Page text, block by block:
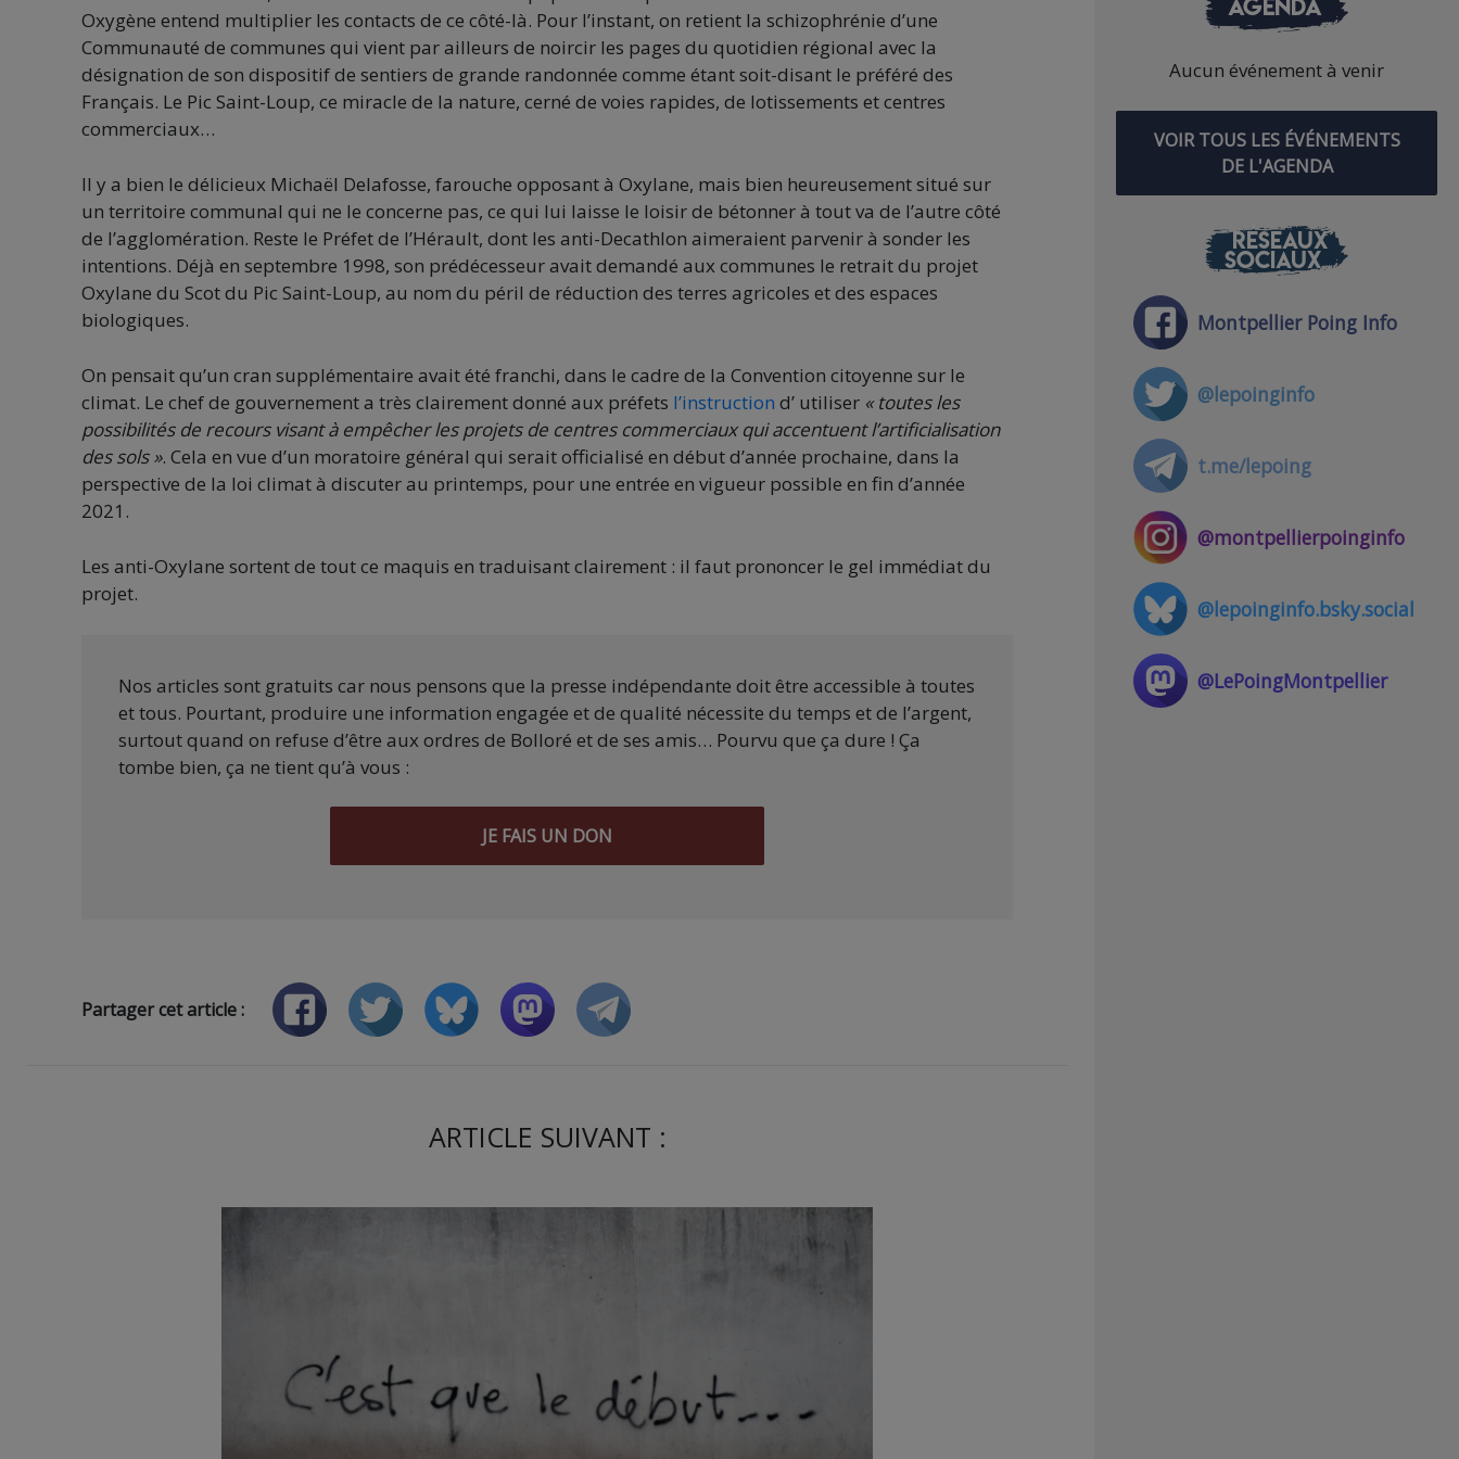
Oxygène entend multiplier les contacts de ce côté-là. Pour l’instant, on retient la schizophrénie d’une
Communauté de communes qui vient par ailleurs de noircir les pages du quotidien régional avec la
désignation de son dispositif de sentiers de grande randonnée comme étant soit-disant le préféré des
Français. Le Pic Saint-Loup, ce miracle de la nature, cerné de voies rapides, de lotissements et centres
commerciaux…
Il y a bien le délicieux Michaël Delafosse, farouche opposant à Oxylane, mais bien heureusement situé sur
un territoire communal qui ne le concerne pas, ce qui lui laisse le loisir de bétonner à tout va de l’autre côté
de l’agglomération. Reste le Préfet de l’Hérault, dont les anti-Decathlon aimeraient parvenir à sonder les
intentions. Déjà en septembre 1998, son prédécesseur avait demandé aux communes le retrait du projet
Oxylane du Scot du Pic Saint-Loup, au nom du péril de réduction des terres agricoles et des espaces
biologiques.
On pensait qu’un cran supplémentaire avait été franchi, dans le cadre de la Convention citoyenne sur le
climat. Le chef de gouvernement a très clairement donné aux préfets l’instruction d’ utiliser « toutes les
possibilités de recours visant à empêcher les projets de centres commerciaux qui accentuent l’artificialisation
des sols ». Cela en vue d’un moratoire général qui serait officialisé en début d’année prochaine, dans la
perspective de la loi climat à discuter au printemps, pour une entrée en vigueur possible en fin d’année
2021.
Les anti-Oxylane sortent de tout ce maquis en traduisant clairement : il faut prononcer le gel immédiat du
projet.
Nos articles sont gratuits car nous pensons que la presse indépendante doit être accessible à toutes
et tous. Pourtant, produire une information engagée et de qualité nécessite du temps et de l’argent,
surtout quand on refuse d’être aux ordres de Bolloré et de ses amis… Pourvu que ça dure ! Ça
tombe bien, ça ne tient qu’à vous :
JE FAIS UN DON
Partager cet article :
ARTICLE SUIVANT :
Aucun événement à venir
VOIR TOUS LES ÉVÉNEMENTS
DE L'AGENDA
RÉSEAUX
SOCIAUX
Montpellier Poing Info
@lepoinginfo
t.me/lepoing
@montpellierpoinginfo
@lepoinginfo.bsky.social
@LePoingMontpellier